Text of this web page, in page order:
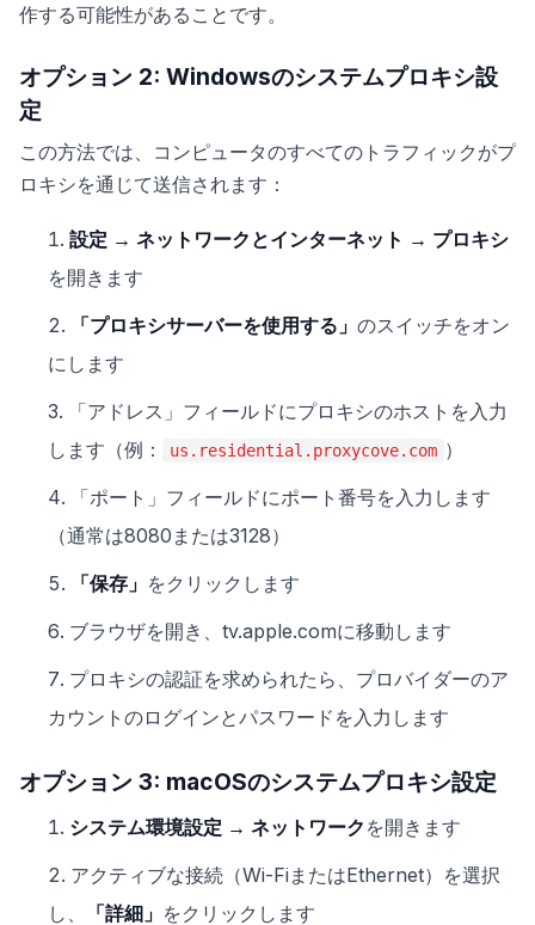
作する可能性があることです。
オプション 2: Windowsのシステムプロキシ設
定
この方法では、コンピュータのすべてのトラフィックがプ
ロキシを通じて送信されます：
設定 → ネットワークとインターネット → プロキシ
を開きます
「プロキシサーバーを使用する」 のスイッチをオン
にします
「アドレス」フィールドにプロキシのホストを入力
します（例：
us.residential.proxycove.com ）
「ポート」フィールドにポート番号を入力します
（通常は8080または3128）
「保存」 をクリックします
ブラウザを開き、tv.apple.comに移動します
プロキシの認証を求められたら、プロバイダーのア
カウントのログインとパスワードを入力します
オプション 3: macOSのシステムプロキシ設定
システム環境設定 → ネットワーク を開きます
アクティブな接続（Wi-FiまたはEthernet）を選択
し、
「詳細」 をクリックします